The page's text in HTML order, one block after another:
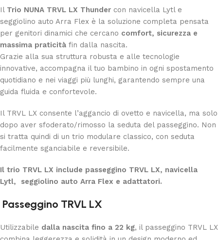
Il Trio NUNA TRVL LX Thunder con navicella Lytl e
seggiolino auto Arra Flex è la soluzione completa pensata
per genitori dinamici che cercano comfort, sicurezza e
massima praticità fin dalla nascita.
Grazie alla sua struttura robusta e alle tecnologie
innovative, accompagna il tuo bambino in ogni spostamento
quotidiano e nei viaggi più lunghi, garantendo sempre una
guida fluida e confortevole.
Il TRVL LX consente l’aggancio di ovetto e navicella, ma solo
dopo aver sfoderato/rimosso la seduta del passeggino. Non
si tratta quindi di un trio modulare classico, con seduta
facilmente sganciabile e reversibile.
Il trio TRVL LX include passeggino TRVL LX, navicella
Lytl, seggiolino auto Arra Flex e adattatori.
Passeggino TRVL LX
Utilizzabile dalla nascita fino a 22 kg, il passeggino TRVL LX